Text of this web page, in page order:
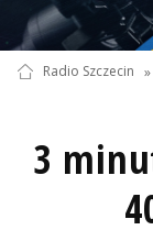
Radio Szczecin »
3